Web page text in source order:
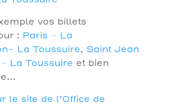
vos billets
: Paris – La
La Toussuire, Saint Jean
La Toussuire et bien
le site de l’Office de